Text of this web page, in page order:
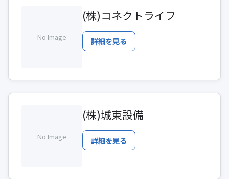
No Image
(株)コネクトライフ
詳細を見る
No Image
(株)城東設備
詳細を見る